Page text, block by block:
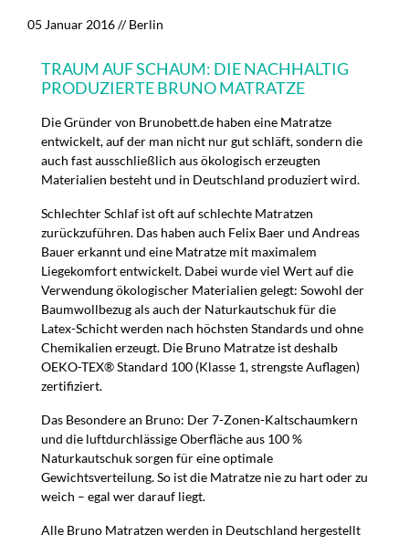
05 Januar 2016// Berlin
TRAUM AUF SCHAUM: DIE NACHHALTIG
PRODUZIERTE BRUNO MATRATZE
Die Gründer von Brunobett.de haben eine Matratze
entwickelt, auf der man nicht nur gut schläft, sondern die
auch fast ausschließlich aus ökologisch erzeugten
Materialien besteht und in Deutschland produziert wird.
Schlechter Schlaf ist oft auf schlechte Matratzen
zurückzuführen. Das haben auch Felix Baer und Andreas
Bauer erkannt und eine Matratze mit maximalem
Liegekomfort entwickelt. Dabei wurde viel Wert auf die
Verwendung ökologischer Materialien gelegt: Sowohl der
Baumwollbezug als auch der Naturkautschuk für die
Latex-Schicht werden nach höchsten Standards und ohne
Chemikalien erzeugt. Die Bruno Matratze ist deshalb
OEKO-TEX® Standard 100 (Klasse 1, strengste Auflagen)
zertifiziert.
Das Besondere an Bruno: Der 7-Zonen-Kaltschaumkern
und die luftdurchlässige Oberfläche aus 100 %
Naturkautschuk sorgen für eine optimale
Gewichtsverteilung. So ist die Matratze nie zu hart oder zu
weich – egal wer darauf liegt.
Alle Bruno Matratzen werden in Deutschland hergestellt